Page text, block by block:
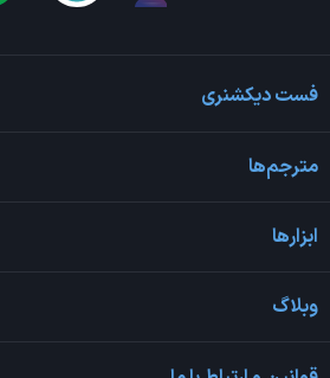
فست دیکشنری
مترجم‌ها
ابزارها
وبلاگ